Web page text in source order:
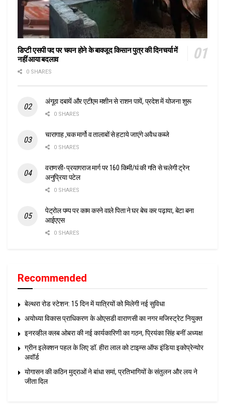
डिप्टी एसपी पद पर चयन होने के बावजूद किसान पुत्र की दिनचर्या में
नहीं आया बदलाव
0 SHARES
अंगूठा दबायें और एटीएम मशीन से राशन पायें, प्रदेश में योजना शुरू
0 SHARES
चारागाह ,चक मार्गो व तालाबों से हटाये जाएंगे अवैध कब्जे
0 SHARES
वराणसी- प्रयागराज मार्ग पर 160 किमी/घं की गति से चलेगी ट्रेन:
अनुप्रिया पटेल
0 SHARES
पेट्रोल पम्प पर काम करने वाले पिता ने घर बेच कर पढ़ाया, बेटा बना
आईएएस
0 SHARES
Recommended
बेल्थरा रोड स्टेशन: 15 दिन में यात्रियों को मिलेगी नई सुविधा
अयोध्या विकास प्राधिकरण के ओएसडी वाराणसी का नगर मजिस्ट्रेट नियुक्त
इनरव्हील क्लब ओबरा की नई कार्यकारिणी का गठन, प्रियंका सिंह बनीं अध्यक्ष
ग्रीन इलेक्शन पहल के लिए डॉ. हीरा लाल को टाइम्स ऑफ इंडिया इकोप्रेन्योर
अवॉर्ड
योगासन की कठिन मुद्राओं ने बांधा समां, प्रतिभागियों के संतुलन और लय ने
जीता दिल